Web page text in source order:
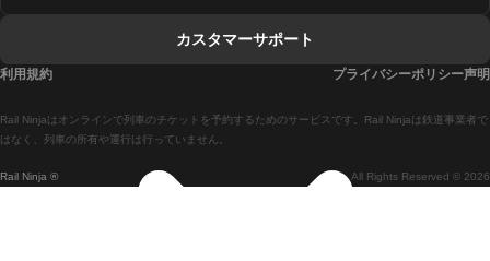
マドリードからセビリアまでの列車
マドリードからアリカンテまでの列車
Rail Ninja ® All Rights Reserved © 2026
Rail Ninjaはオンラインで列車のチケットを予約するためのサービスです。Rail Ninjaは鉄道事業者で
はなく、列車の所有や運行は行っていません。
カスタマーサポート
利用規約 プライバシーポリシー声明